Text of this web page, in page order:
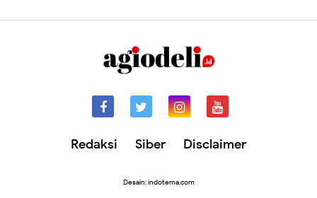
Redaksi Siber Disclaimer
Desain: indotema.com